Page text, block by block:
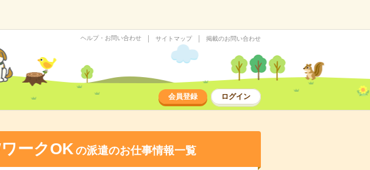
ヘルプ・お問い合わせ サイトマップ 掲載のお問い合わせ
会員登録 ログイン
ークOKの派遣のお仕事情報一覧